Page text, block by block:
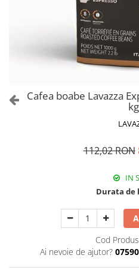
Cafea boabe Lavazza
kg
112,02 RON
IN
Durata de
Cod
Ai nevoie de ajutor?